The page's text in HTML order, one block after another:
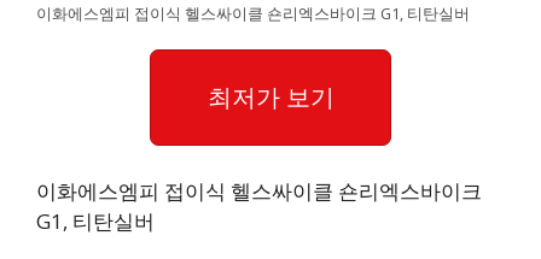
이화에스엠피 접이식 헬스싸이클 숀리엑스바이크 G1, 티탄실버
최저가 보기
이화에스엠피 접이식 헬스싸이클 숀리엑스바이크
G1, 티탄실버